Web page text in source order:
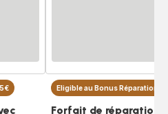
Eligible au Bonus Réparation :
Forfait de réparation